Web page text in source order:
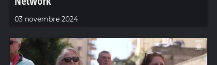
03 novembre 2024